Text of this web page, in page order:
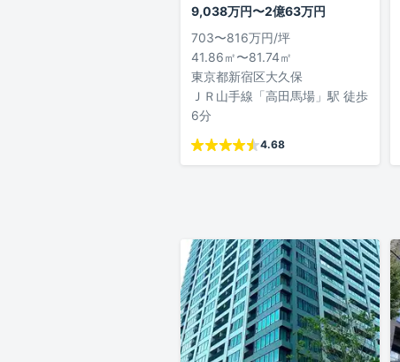
9,038万円〜2億63万円
703〜816万円/坪
41.86㎡〜81.74㎡
東京都新宿区大久保
ＪＲ山手線「高田馬場」駅 徒歩
6分
4.68